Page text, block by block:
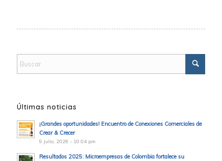
Últimas noticias
¡Grandes oportunidades! Encuentro de Conexiones Comerciales de
Crear & Crecer
9 julio, 2026 - 10:04 pm
Resultados 2025: Microempresas de Colombia fortalece su